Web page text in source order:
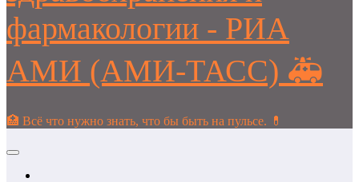
фармакологии - РИА
АМИ (АМИ-ТАСС) 🚑
🏥 Всё что нужно знать, что бы быть на пульсе. 💊